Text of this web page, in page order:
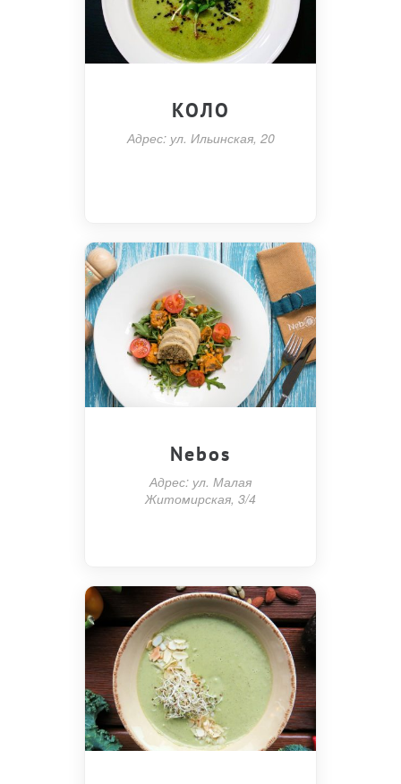
КОЛО
Адрес: ул. Ильинская, 20
Nebos
Адрес: ул. Малая
Житомирская, 3/4